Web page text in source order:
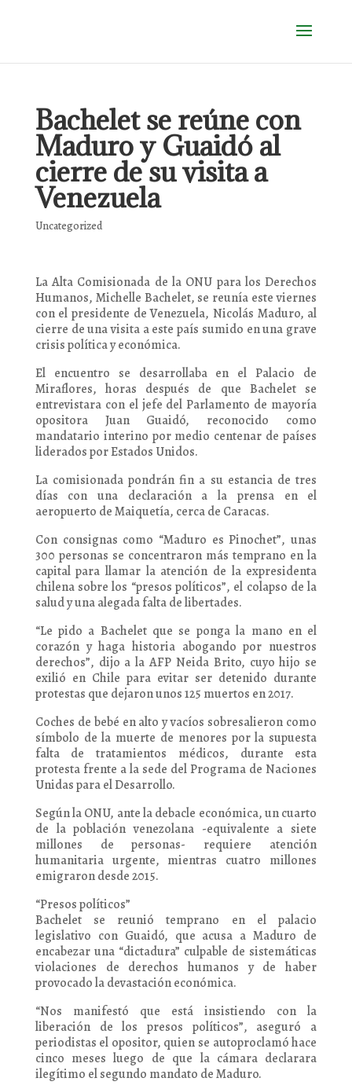
Bachelet se reúne con
Maduro y Guaidó al
cierre de su visita a
Venezuela
Uncategorized
La Alta Comisionada de la ONU para los Derechos
Humanos, Michelle Bachelet, se reunía este viernes
con el presidente de Venezuela, Nicolás Maduro, al
cierre de una visita a este país sumido en una grave
crisis política y económica.
El encuentro se desarrollaba en el Palacio de
Miraflores, horas después de que Bachelet se
entrevistara con el jefe del Parlamento de mayoría
opositora Juan Guaidó, reconocido como
mandatario interino por medio centenar de países
liderados por Estados Unidos.
La comisionada pondrán fin a su estancia de tres
días con una declaración a la prensa en el
aeropuerto de Maiquetía, cerca de Caracas.
Con consignas como “Maduro es Pinochet”, unas
300 personas se concentraron más temprano en la
capital para llamar la atención de la expresidenta
chilena sobre los “presos políticos”, el colapso de la
salud y una alegada falta de libertades.
“Le pido a Bachelet que se ponga la mano en el
corazón y haga historia abogando por nuestros
derechos”, dijo a la AFP Neida Brito, cuyo hijo se
exilió en Chile para evitar ser detenido durante
protestas que dejaron unos 125 muertos en 2017.
Coches de bebé en alto y vacíos sobresalieron como
símbolo de la muerte de menores por la supuesta
falta de tratamientos médicos, durante esta
protesta frente a la sede del Programa de Naciones
Unidas para el Desarrollo.
Según la ONU, ante la debacle económica, un cuarto
de la población venezolana -equivalente a siete
millones de personas- requiere atención
humanitaria urgente, mientras cuatro millones
emigraron desde 2015.
“Presos políticos”
Bachelet se reunió temprano en el palacio
legislativo con Guaidó, que acusa a Maduro de
encabezar una “dictadura” culpable de sistemáticas
violaciones de derechos humanos y de haber
provocado la devastación económica.
“Nos manifestó que está insistiendo con la
liberación de los presos políticos”, aseguró a
periodistas el opositor, quien se autoproclamó hace
cinco meses luego de que la cámara declarara
ilegítimo el segundo mandato de Maduro.